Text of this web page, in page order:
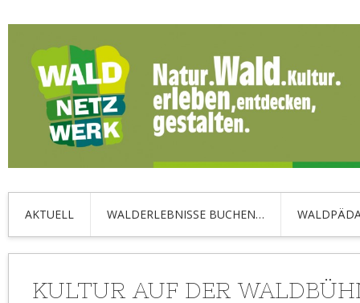
AKTUELL WALDERLEBNISSE BUCHEN…
KULTUR AUF DER